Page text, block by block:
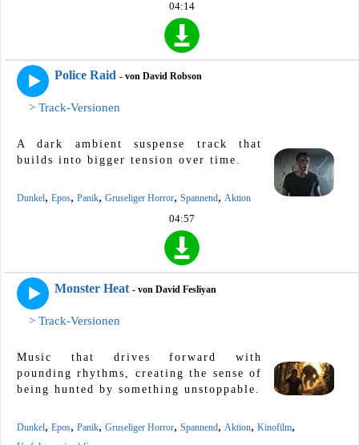
04:14
Police Raid - von David Robson
> Track-Versionen
A dark ambient suspense track that
builds into bigger tension over time.
Dunkel, Epos, Panik, Gruseliger Horror, Spannend, Aktion
04:57
Monster Heat - von David Fesliyan
> Track-Versionen
Music that drives forward with
pounding rhythms, creating the sense of
being hunted by something unstoppable.
Dunkel, Epos, Panik, Gruseliger Horror, Spannend, Aktion, Kinofilm,